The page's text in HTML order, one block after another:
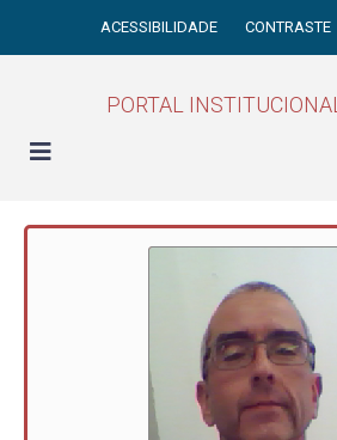
ACESSIBILIDADE CONTRASTE
PORTAL INSTITUCIONAL